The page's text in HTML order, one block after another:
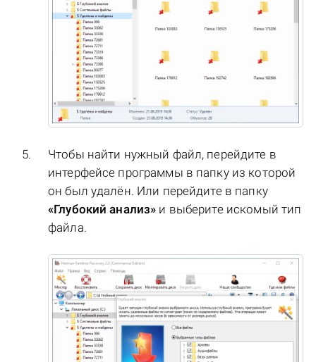
Чтобы найти нужный файл, перейдите в
интерфейсе программы в папку из которой
он был удалён. Или перейдите в папку
«Глубокий анализ» и выберите искомый тип
файла.